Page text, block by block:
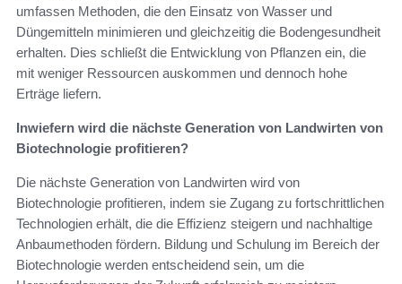
umfassen Methoden, die den Einsatz von Wasser und
Düngemitteln minimieren und gleichzeitig die Bodengesundheit
erhalten. Dies schließt die Entwicklung von Pflanzen ein, die
mit weniger Ressourcen auskommen und dennoch hohe
Erträge liefern.
Inwiefern wird die nächste Generation von Landwirten von
Biotechnologie profitieren?
Die nächste Generation von Landwirten wird von
Biotechnologie profitieren, indem sie Zugang zu fortschrittlichen
Technologien erhält, die die Effizienz steigern und nachhaltige
Anbaumethoden fördern. Bildung und Schulung im Bereich der
Biotechnologie werden entscheidend sein, um die